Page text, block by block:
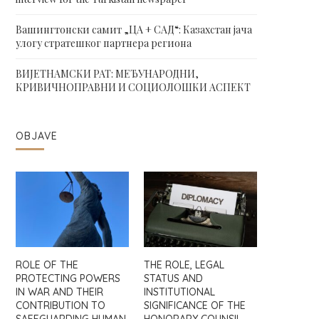
Вашингтонски самит „ЦА + САД“: Казахстан јача
улогу стратешког партнера региона
ВИЈЕТНАМСКИ РАТ: МЕЂУНАРОДНИ,
КРИВИЧНОПРАВНИ И СОЦИОЛОШКИ АСПЕКТ
OBJAVE
ROLE OF THE
PROTECTING POWERS
IN WAR AND THEIR
CONTRIBUTION TO
THE ROLE, LEGAL
STATUS AND
INSTITUTIONAL
SIGNIFICANCE OF THE